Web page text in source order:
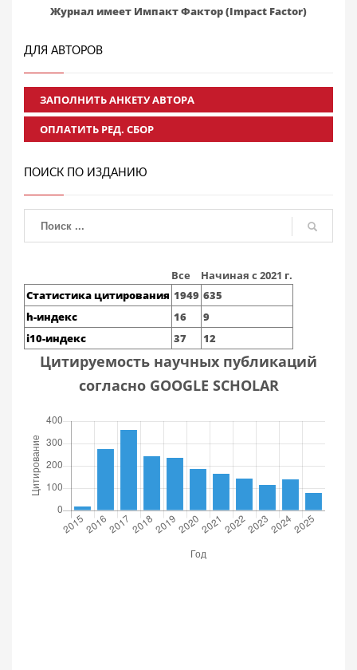
Журнал имеет Импакт Фактор (Impact Factor)
ДЛЯ АВТОРОВ
ЗАПОЛНИТЬ АНКЕТУ АВТОРА
ОПЛАТИТЬ РЕД. СБОР
ПОИСК ПО ИЗДАНИЮ
Все
Начиная с 2021 г.
Статистика цитирования 1949 635
h-индекс
16
9
i10-индекс
37 12
Цитируемость научных публикаций
согласно GOOGLE SCHOLAR